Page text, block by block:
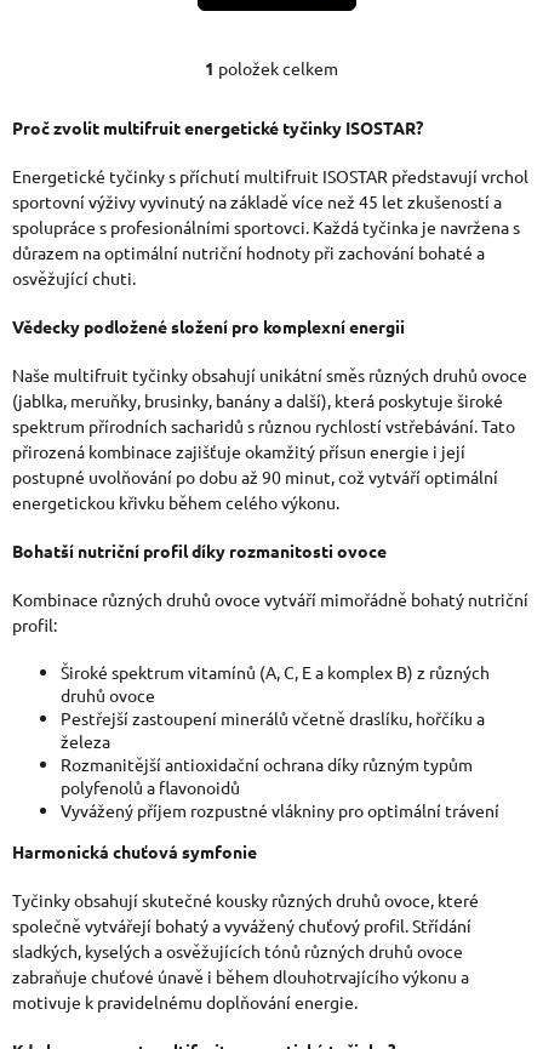
O
V
L
Á
D
C
Í
P
R
V
Y
V
P
I
S
U
1 položek celkem
Proč zvolit multifruit energetické tyčinky ISOSTAR?
Energetické tyčinky s příchutí multifruit ISOSTAR představují vrchol
sportovní výživy vyvinutý na základě více než 45 let zkušeností a
spolupráce s profesionálními sportovci. Každá tyčinka je navržena s
důrazem na optimální nutriční hodnoty při zachování bohaté a
osvěžující chuti.
Vědecky podložené složení pro komplexní energii
Naše multifruit tyčinky obsahují unikátní směs různých druhů ovoce
(jablka, meruňky, brusinky, banány a další), která poskytuje široké
spektrum přírodních sacharidů s různou rychlostí vstřebávání. Tato
přirozená kombinace zajišťuje okamžitý přísun energie i její
postupné uvolňování po dobu až 90 minut, což vytváří optimální
energetickou křivku během celého výkonu.
Bohatší nutriční profil díky rozmanitosti ovoce
Kombinace různých druhů ovoce vytváří mimořádně bohatý nutriční
profil:
Široké spektrum vitamínů (A, C, E a komplex B) z různých
druhů ovoce
Pestřejší zastoupení minerálů včetně draslíku, hořčíku a
železa
Rozmanitější antioxidační ochrana díky různým typům
polyfenolů a flavonoidů
Vyvážený příjem rozpustné vlákniny pro optimální trávení
Harmonická chuťová symfonie
Tyčinky obsahují skutečné kousky různých druhů ovoce, které
společně vytvářejí bohatý a vyvážený chuťový profil. Střídání
sladkých, kyselých a osvěžujících tónů různých druhů ovoce
zabraňuje chuťové únavě i během dlouhotrvajícího výkonu a
motivuje k pravidelnému doplňování energie.